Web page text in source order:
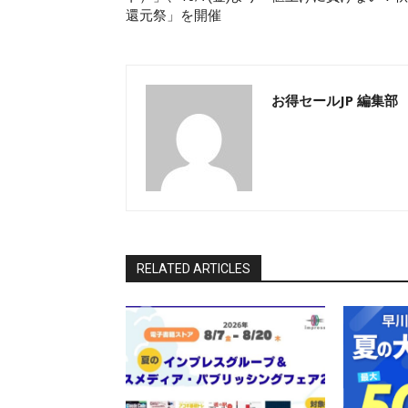
還元祭」を開催
お得セールJP 編集部
RELATED ARTICLES